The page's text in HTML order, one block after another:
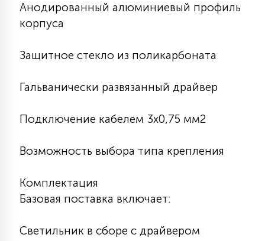
Анодированный алюминиевый профиль
корпуса
Защитное стекло из поликарбоната
Гальванически развязанный драйвер
Подключение кабелем 3х0,75 мм2
Возможность выбора типа крепления
Комплектация
Базовая поставка включает:
Светильник в сборе с драйвером